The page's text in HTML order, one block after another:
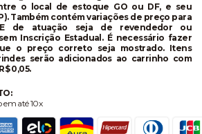
o local de estoque GO ou DF, e seu
Também contém variações de preço para
de atuação seja de revendedor ou
Inscrição Estadual. É necessário fazer
o preço correto seja mostrado. Itens
serão adicionados ao carrinho com
0,05.
em até 10x